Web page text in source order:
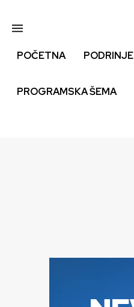
POČETNA PODRINJE
PROGRAMSKA ŠEMA